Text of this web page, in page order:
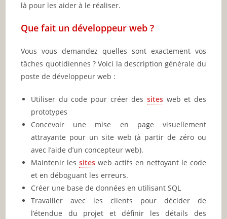
là pour les aider à le réaliser.
Que fait un développeur web ?
Vous vous demandez quelles sont exactement vos
tâches quotidiennes ? Voici la description générale du
poste de développeur web :
Utiliser du code pour créer des sitesweb et des
prototypes
Concevoir une mise en page visuellement
attrayante pour un site web (à partir de zéro ou
avec l’aide d’un concepteur web).
Maintenir lessites web actifs en nettoyant le code
et en déboguant les erreurs.
Créer une base de données en utilisant SQL
Travailler avec les clients pour décider de
l’étendue du projet et définir les détails des